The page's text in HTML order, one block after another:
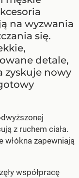
na wyzwania
się.
detale,
zyskuje nowy
z ruchem ciała.
włókna zapewniają
współpracę